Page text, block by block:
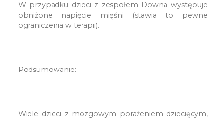
W przypadku dzieci z zespołem Downa występuje
obniżone napięcie mięśni (stawia to pewne
ograniczenia w terapii).
Podsumowanie:
Wiele dzieci z mózgowym porażeniem dziecięcym,